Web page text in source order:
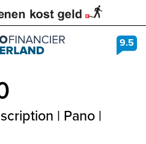
9.5
| Pano |